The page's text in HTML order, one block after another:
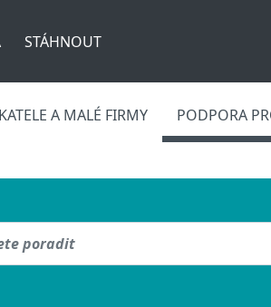
STÁHNOUT
A MALÉ FIRMY PODPORA